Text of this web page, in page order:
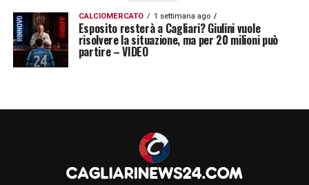
CALCIOMERCATO 1 settimana ago
Esposito resterà a Cagliari? Giulini vuole
risolvere la situazione, ma per 20 milioni può
partire – VIDEO